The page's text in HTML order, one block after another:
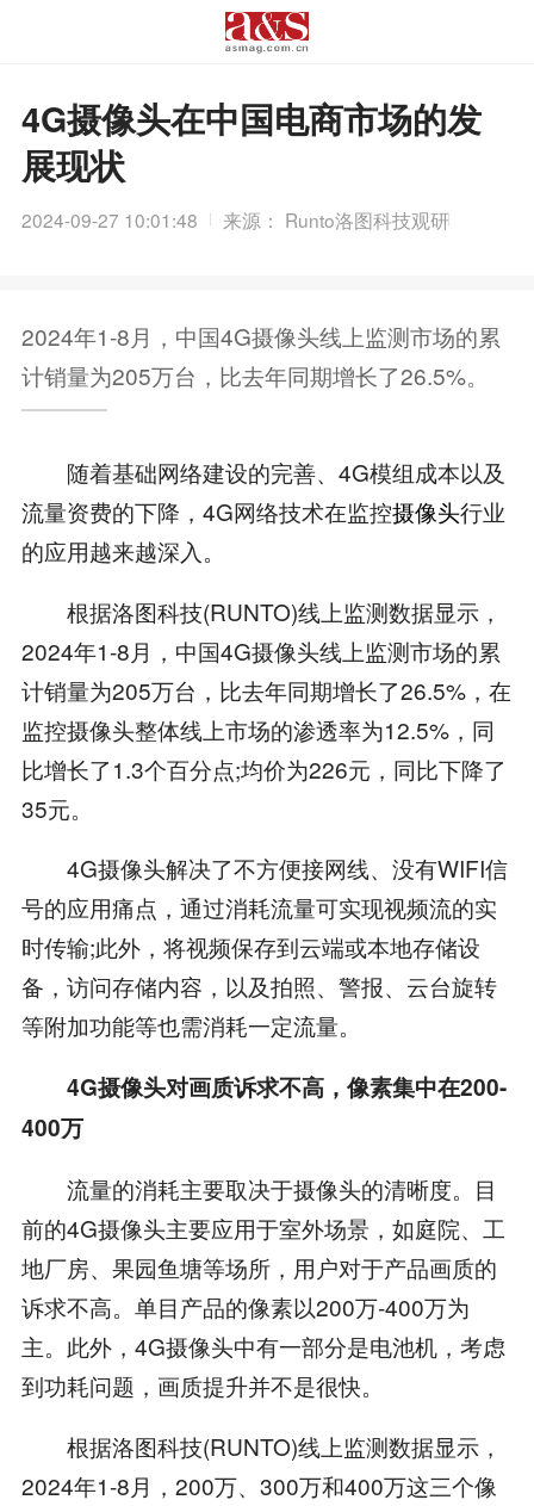
4G摄像头在中国电商市场的发
展现状
2024-09-27 10:01:48 来源： Runto洛图科技观研
2024年1-8月，中国4G摄像头线上监测市场的累
计销量为205万台，比去年同期增长了26.5%。
随着基础网络建设的完善、4G模组成本以及
流量资费的下降，4G网络技术在监控摄像头行业
的应用越来越深入。
根据洛图科技(RUNTO)线上监测数据显示，
2024年1-8月，中国4G摄像头线上监测市场的累
计销量为205万台，比去年同期增长了26.5%，在
监控摄像头整体线上市场的渗透率为12.5%，同
比增长了1.3个百分点;均价为226元，同比下降了
35元。
4G摄像头解决了不方便接网线、没有WIFI信
号的应用痛点，通过消耗流量可实现视频流的实
时传输;此外，将视频保存到云端或本地存储设
备，访问存储内容，以及拍照、警报、云台旋转
等附加功能等也需消耗一定流量。
4G摄像头对画质诉求不高，像素集中在200-
400万
流量的消耗主要取决于摄像头的清晰度。目
前的4G摄像头主要应用于室外场景，如庭院、工
地厂房、果园鱼塘等场所，用户对于产品画质的
诉求不高。单目产品的像素以200万-400万为
主。此外，4G摄像头中有一部分是电池机，考虑
到功耗问题，画质提升并不是很快。
根据洛图科技(RUNTO)线上监测数据显示，
2024年1-8月，200万、300万和400万这三个像